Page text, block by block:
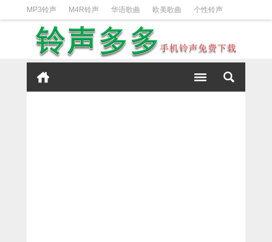
MP3铃声 M4R铃声 华语歌曲 欧美歌曲 个性铃声
日韩歌曲 动漫铃声 DJ铃声 短信铃声
iPhone铃声设置方法